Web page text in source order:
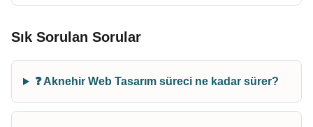
Sık Sorulan Sorular
❓ Aknehir Web Tasarım süreci ne kadar sürer?